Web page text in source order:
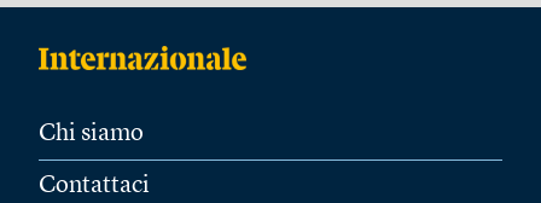
Chi siamo
Contattaci